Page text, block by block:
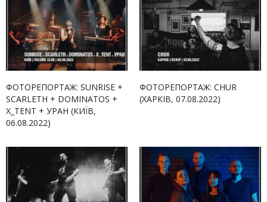
ФОТОРЕПОРТАЖ: SUNRISE +
SCARLETH + DOMINATOS +
X_TENT + УРАН (КИЇВ,
06.08.2022)
ФОТОРЕПОРТАЖ: CHUR
(ХАРКІВ, 07.08.2022)